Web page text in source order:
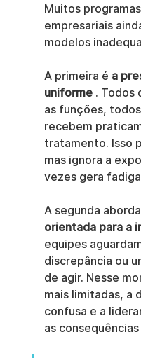
Muitos
empresariais
modelos
A primeira é a
uniforme . Todos
as funções,
recebem
tratamento. Isso
mas ignora a
vezes gera
A segunda
orientada para a
equipes
discrepância ou
de agir. Nesse
mais limitadas, a
confusa e a
as